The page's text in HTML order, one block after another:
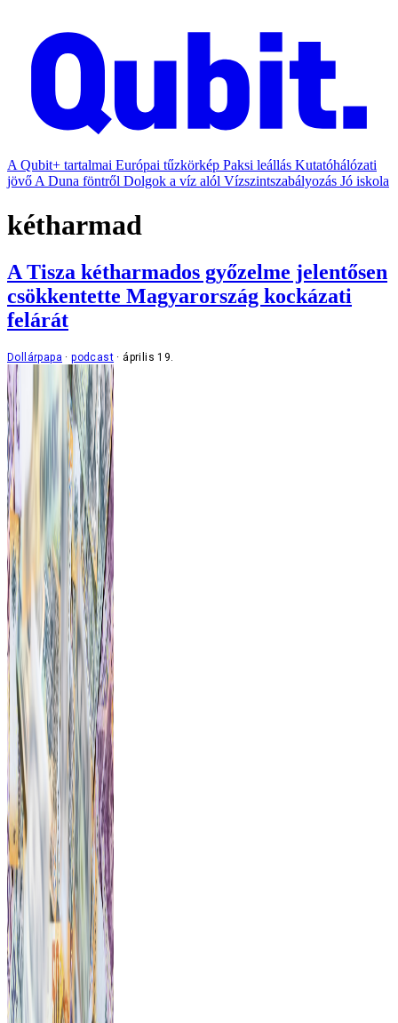
A Qubit+ tartalmai Európai tűzkörkép Paksi leállás Kutatóhálózati
jövő A Duna föntről Dolgok a víz alól Vízszintszabályozás Jó iskola
kétharmad
A Tisza kétharmados győzelme jelentősen
csökkentette Magyarország kockázati
felárát
Dollárpapa podcast április 19.